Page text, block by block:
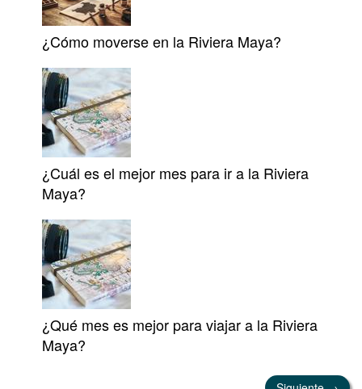
¿Cómo moverse en la Riviera Maya?
¿Cuál es el mejor mes para ir a la Riviera
Maya?
¿Qué mes es mejor para viajar a la Riviera
Maya?